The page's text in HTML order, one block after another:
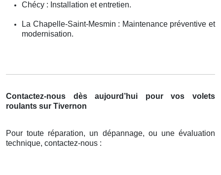
Chécy : Installation et entretien.
La Chapelle-Saint-Mesmin : Maintenance préventive et
modernisation.
Contactez-nous dès aujourd’hui pour vos volets
roulants sur Tivernon
Pour toute réparation, un dépannage, ou une évaluation
technique, contactez-nous :